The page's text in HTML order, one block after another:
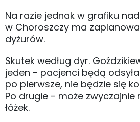
Na razie jednak w grafiku
w Choroszczy ma
dyżurów.
Skutek według dyr.
jeden - pacjenci będą
po pierwsze, nie będzie się
Po drugie - może zwyczajnie
łóżek.